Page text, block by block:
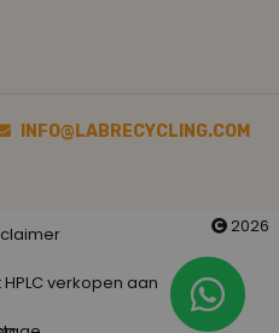
INFO@LABRECYCLING.COM
verkopen aan
2026